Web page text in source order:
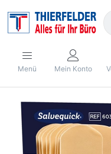
Menü Mein Konto